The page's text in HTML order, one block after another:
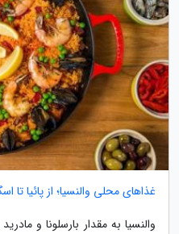
غذاهای محلی والنسیا؛ از پائیا تا
والنسیا به مقدار بارسلونا و